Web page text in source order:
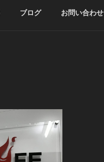
ブログ お問い合わせ